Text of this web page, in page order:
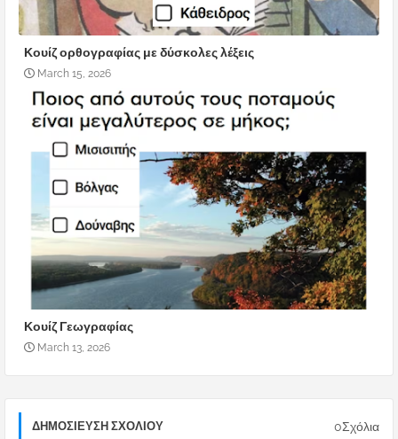
Κουίζ ορθογραφίας με δύσκολες λέξεις
March 15, 2026
Κουίζ Γεωγραφίας
March 13, 2026
ΔΗΜΟΣΊΕΥΣΗ ΣΧΟΛΊΟΥ 0Σχόλια